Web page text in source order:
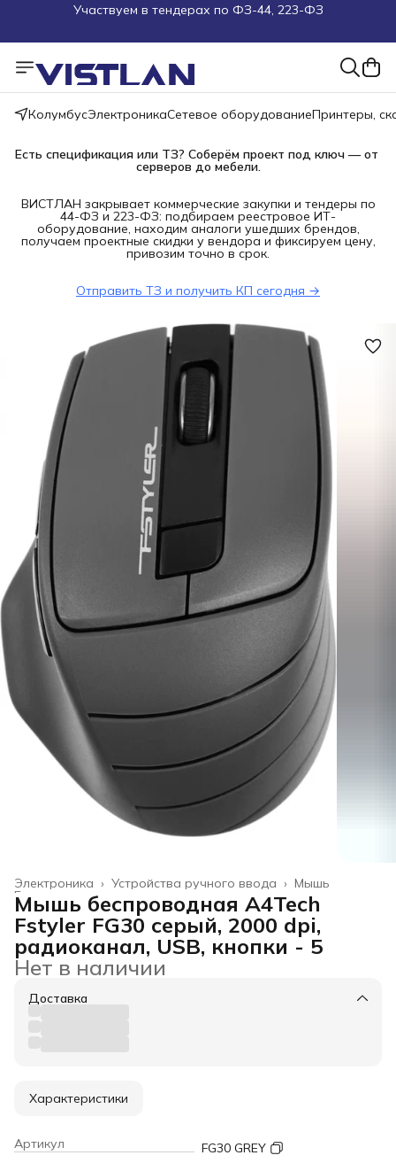
Пуско-наладочные работы
Пришлите запрос на e-mail или в чат
Более 100 000 позиций в наличии и под заказ
КолумбусЭлектроникаСетевое оборудованиеПринтеры,
Есть спецификация или ТЗ? Соберём проект под ключ — от
серверов до мебели.
ВИСТЛАН закрывает коммерческие закупки и тендеры по
44-ФЗ и 223-ФЗ: подбираем реестровое ИТ-
оборудование, находим аналоги ушедших брендов,
получаем проектные скидки у вендора и фиксируем цену,
привозим точно в срок.
Отправить ТЗ и получить КП сегодня →
Мышь
Устройства ручного ввода ›
Электроника ›
Главная
Мышь беспроводная A4Tech
Fstyler FG30 серый, 2000 dpi,
радиоканал, USB, кнопки - 5
Нет в наличии
Доставка
Характеристики
Артикул
FG30 GREY